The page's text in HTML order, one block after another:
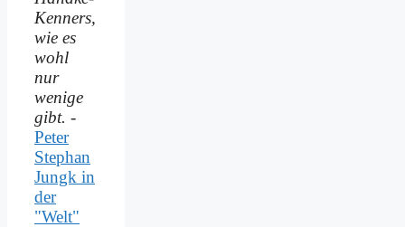
Kenners,
wie es
wohl
nur
wenige
gibt. -
Peter
Stephan
Jungk in
der
"Welt"